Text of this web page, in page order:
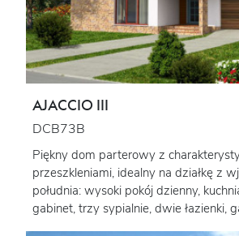
AJACCIO III
DCB73B
Piękny dom parterowy z
przeszkleniami, idealny na działkę z
południa: wysoki pokój dzienny,
gabinet, trzy sypialnie, dwie łazienki,